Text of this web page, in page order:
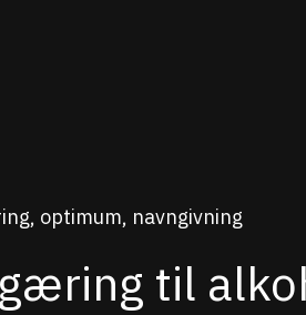
optimum, navngivning
til